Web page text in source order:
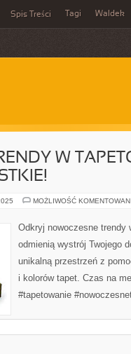
Spis Treści Tagi Waldek
W
MOŻLIWOŚĆ
Odkryj nowoczesne trendy
odmienią wystrój Twojego
unikalną przestrzeń z
i kolorów tapet. Czas na
#tapetowanie